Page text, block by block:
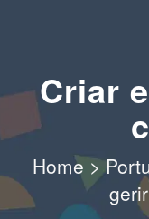
Criar
Home >